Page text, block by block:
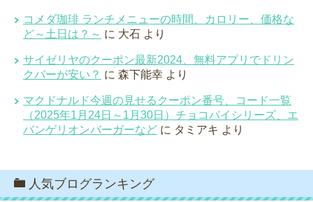
コメダ珈琲 ランチメニューの時間、カロリー、価格な
ど～土日は？～ に 大石 より
サイゼリヤのクーポン最新2024、無料アプリでドリン
クバーが安い？ に 森下能幸 より
マクドナルド今週の見せるクーポン番号、コード一覧
（2025年1月24日～1月30日）チョコパイシリーズ、エ
バンゲリオンバーガーなど に タミアキ より
人気ブログランキング